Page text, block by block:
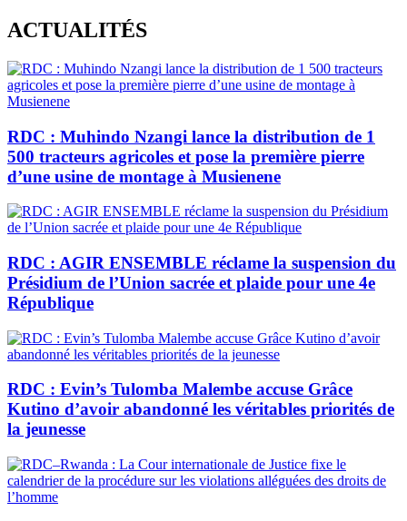
Skip
to
content
ACTUALITÉS
RDC : Muhindo Nzangi lance la distribution de 1
500 tracteurs agricoles et pose la première pierre
d’une usine de montage à Musienene
RDC : AGIR ENSEMBLE réclame la suspension du
Présidium de l’Union sacrée et plaide pour une 4e
République
RDC : Evin’s Tulomba Malembe accuse Grâce
Kutino d’avoir abandonné les véritables priorités de
la jeunesse